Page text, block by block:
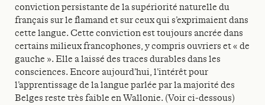
conviction persistante de la supériorité naturelle du
français sur le flamand et sur ceux qui s’exprimaient dans
cette langue. Cette conviction est toujours ancrée dans
certains milieux francophones, y compris ouvriers et « de
gauche ». Elle a laissé des traces durables dans les
consciences. Encore aujourd’hui, l’intérêt pour
l’apprentissage de la langue parlée par la majorité des
Belges reste très faible en Wallonie. (Voir ci-dessous)